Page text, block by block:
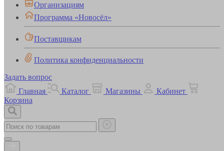
Организациям
Программа «Новосёл»
Поставщикам
Политика конфиденциальности
Задать вопрос
Главная
Каталог Магазины
Кабинет
Корзина